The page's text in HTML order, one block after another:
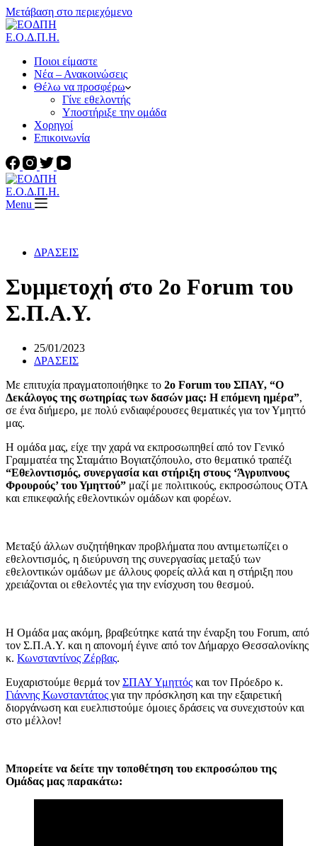
Μετάβαση στο περιεχόμενο
Ε.Ο.Δ.Π.Η.
Ποιοι είμαστε
Νέα – Ανακοινώσεις
Θέλω να προσφέρω
Γίνε εθελοντής
Υποστήριξε την ομάδα
Χορηγοί
Επικοινωνία
Ε.Ο.Δ.Π.Η.
Menu
ΔΡΑΣΕΙΣ
Συμμετοχή στο 2ο Forum του
Σ.Π.Α.Υ.
25/01/2023
ΔΡΑΣΕΙΣ
Με επιτυχία πραγματοποιήθηκε το 2ο Forum του ΣΠΑΥ, “Ο
Δεκάλογος της σωτηρίας των δασών μας: Η επόμενη ημέρα”,
σε ένα διήμερο, με πολύ ενδιαφέρουσες θεματικές για τον Υμηττό
μας.
Η ομάδα μας, είχε την χαρά να εκπροσωπηθεί από τον Γενικό
Γραμματέα της Σταμάτιο Βογιατζόπουλο, στο θεματικό τραπέζι
“Εθελοντισμός, συνεργασία και στήριξη στους ‘Άγρυπνους
Φρουρούς’ του Υμηττού” μαζί με πολιτικούς, εκπροσώπους ΟΤΑ
και επικεφαλής εθελοντικών ομάδων και φορέων.
Μεταξύ άλλων συζητήθηκαν προβλήματα που αντιμετωπίζει ο
εθελοντισμός, η διεύρυνση της συνεργασίας μεταξύ των
εθελοντικών ομάδων με άλλους φορείς αλλά και η στήριξη που
χρειάζονται οι εθελοντές για την ενίσχυση του θεσμού.
Η Ομάδα μας ακόμη, βραβεύτηκε κατά την έναρξη του Forum, από
τον Σ.Π.Α.Υ. και η απονομή έγινε από τον Δήμαρχο Θεσσαλονίκης
κ. Κωνσταντίνος Ζέρβας.
Ευχαριστούμε θερμά τον ΣΠΑΥ Υμηττός και τον Πρόεδρο κ.
Γιάννης Κωνσταντάτος για την πρόσκληση και την εξαιρετική
διοργάνωση και ευελπιστούμε όμοιες δράσεις να συνεχιστούν και
στο μέλλον!
Μπορείτε να δείτε την τοποθέτηση του εκπροσώπου της
Ομάδας μας παρακάτω: